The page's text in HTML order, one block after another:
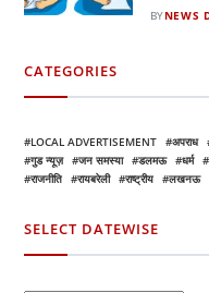
BYNEWS
CATEGORIES
LOCAL ADVERTISEMENT अपराध
गुड न्यूज़
जन समस्या डलमऊ धर्म
राजनीति
रायबरेली राष्ट्रीय लखनऊ
SELECT DATEWISE